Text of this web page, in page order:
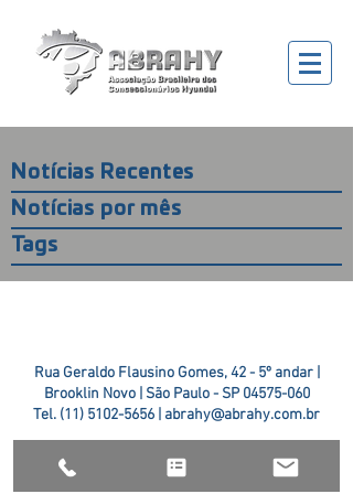
Notícias Recentes
Notícias por mês
Tags
Rua Geraldo Flausino Gomes, 42 - 5º andar |
Brooklin Novo | São Paulo - SP 04575-060
Tel. (11) 5102-5656 abrahy@abrahy.com.br
©2018 ABRAHY. criado pela TR2 Art + Design